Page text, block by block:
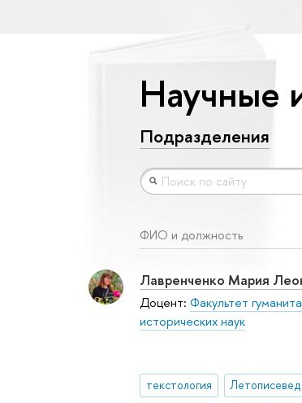
Научные
Подразделения
ФИО и должность
Лавренченко Мария
Доцент: Факультет
исторических наук
текстология